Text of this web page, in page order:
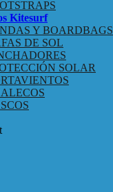
Kitesurf
Y BOARDBAGS
DE SOL
SOLAR